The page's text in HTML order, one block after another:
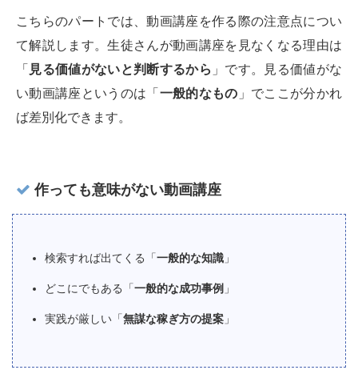
こちらのパートでは、動画講座を作る際の注意点につい
て解説します。生徒さんが動画講座を見なくなる理由は
「 見る価値がないと判断するから 」です。見る価値がな
い動画講座というのは「 一般的なもの 」でここが分かれ
ば差別化できます。
作っても意味がない動画講座
検索すれば出てくる「一般的な知識 」
どこにでもある「一般的な成功事例 」
実践が厳しい「無謀な稼ぎ方の提案 」